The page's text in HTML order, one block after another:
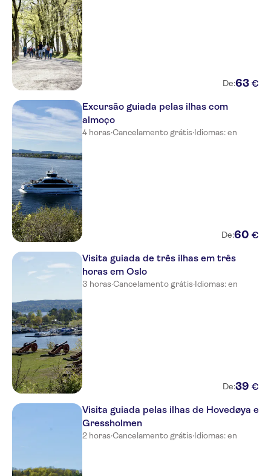
De:63 €
Excursão guiada pelas ilhas com
almoço
4 horas·Cancelamento grátis·Idiomas: en
De:60 €
Visita guiada de três ilhas em três
horas em Oslo
3 horas·Cancelamento grátis·Idiomas: en
De:39 €
Visita guiada pelas ilhas de Hovedøya e
Gressholmen
2 horas·Cancelamento grátis·Idiomas: en